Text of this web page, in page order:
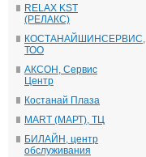
RELAX KST
(РЕЛАКС)
КОСТАНАЙШИНСЕРВИС,
ТОО
АКСОН, Сервис
Центр
Костанай Плаза
MART (МАРТ), ТЦ
БИЛАЙН, центр
обслуживания